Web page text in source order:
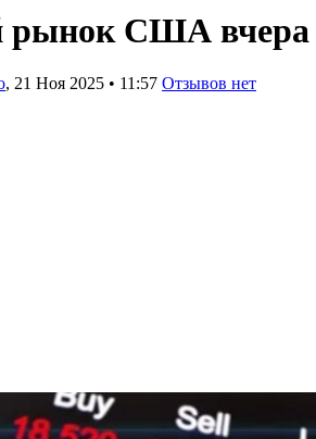
США вчера
, 21 Ноя 2025 • 11:57 Отзывов нет